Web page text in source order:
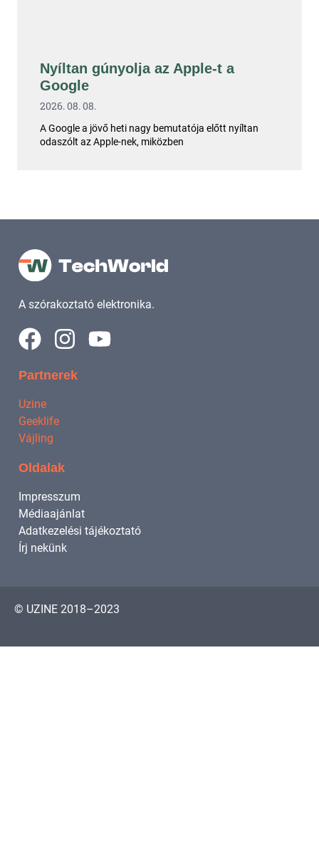
Nyíltan gúnyolja az Apple-t a
Google
2026. 08. 08.
A Google a jövő heti nagy bemutatója előtt nyíltan
odaszólt az Apple-nek, miközben
A szórakoztató elektronika.
Partnerek
Uzine
Geeklife
Vájling
Oldalak
Impresszum
Médiaajánlat
Adatkezelési tájékoztató
Írj nekünk
© UZINE 2018–2023